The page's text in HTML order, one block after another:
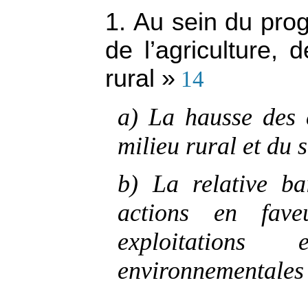
1. Au sein du
de l’agriculture,
rural » 14
a) La hausse
milieu rural et du
b) La relative
actions en